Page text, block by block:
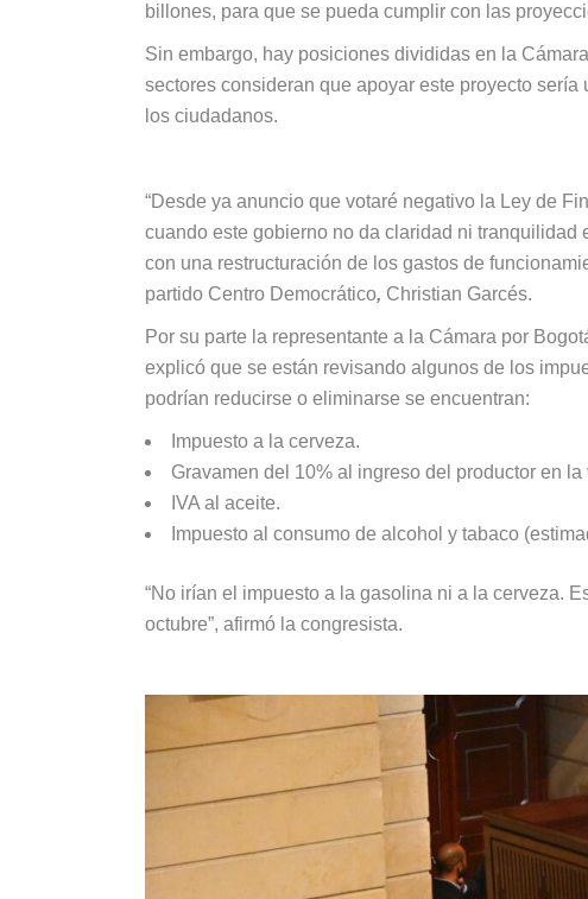
billones, para que se pueda cumplir con las
Sin embargo, hay posiciones divididas en la
sectores consideran que apoyar este proyecto
los ciudadanos.
“Desde ya anuncio que votaré negativo la Ley de
cuando este gobierno no da claridad ni
con una restructuración de los gastos de
partido Centro Democrático, Christian Garcés.
Por su parte la representante a la Cámara por
explicó que se están revisando algunos de los
podrían reducirse o eliminarse se encuentran:
Impuesto a la cerveza.
Gravamen del 10% al ingreso del productor en
IVA al aceite.
Impuesto al consumo de alcohol y tabaco
“No irían el impuesto a la gasolina ni a la cerveza.
octubre”, afirmó la congresista.